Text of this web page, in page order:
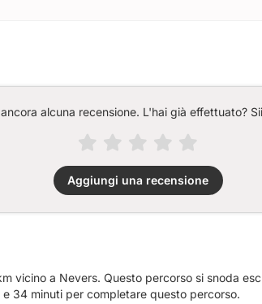
alcuna recensione. L'hai già effettuato?
Aggiungi una recensione
vicino a Nevers. Questo percorso si snoda
34 minuti per completare questo percorso.